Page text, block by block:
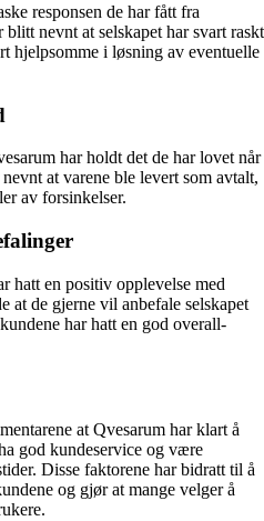
responsen de har fått fra
nevnt at selskapet har svart raskt
hjelpsomme i løsning av eventuelle
har holdt det de har lovet når
at varene ble levert som avtalt,
av forsinkelser.
hatt en positiv opplevelse med
at de gjerne vil anbefale selskapet
har hatt en god overall-
at Qvesarum har klart å
god kundeservice og være
Disse faktorene har bidratt til å
og gjør at mange velger å